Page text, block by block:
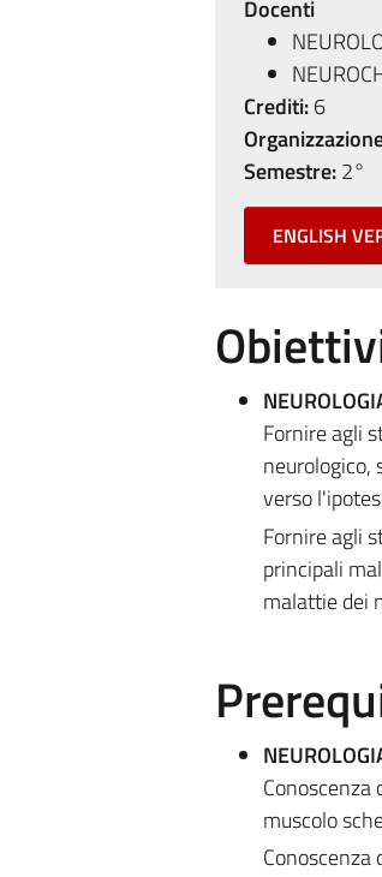
Docenti
Crediti:6
Semestre:2°
ENGLISH
Fornire agli
neurologico,
verso
Fornire agli
principali
malattie dei
muscolo
Conoscenza